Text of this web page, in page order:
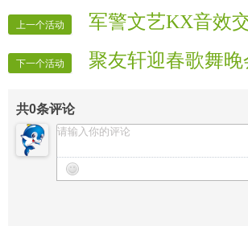
23演员：寻歌：《桃花魂
24演员：含烟：《梦里水
26演员：珊瑚：《云淡风
27演员：真真：《黄河水
28演员：梧桐：《我们的
【晚会协调】画儿
【晚会助理】月亮
【晚会协调】品读
【晚会指导】春阳
【晚会联络】燕子
【晚会主持】溜溜
上一个活动 军警文艺KX音效
下一个活动 聚友轩迎春歌舞晚
共0条评论